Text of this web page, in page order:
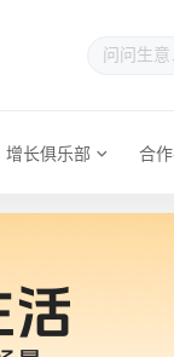
增长俱乐部 合